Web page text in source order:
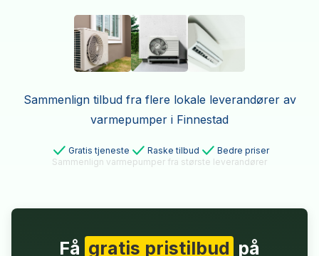
Sammenlign tilbud fra flere lokale leverandører av
varmepumper i Finnestad
Gratis tjeneste Raske tilbud
Bedre priser
Sammenlign varmepumper fra største leverandører
Få gratis pristilbud på